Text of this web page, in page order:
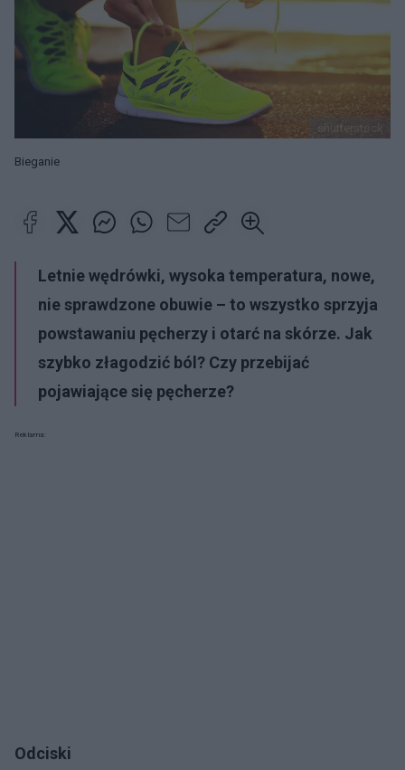
shutterstock
Bieganie
Letnie wędrówki, wysoka temperatura, nowe,
nie sprawdzone obuwie – to wszystko sprzyja
powstawaniu pęcherzy i otarć na skórze. Jak
szybko złagodzić ból? Czy przebijać
pojawiające się pęcherze?
Reklama:
Odciski